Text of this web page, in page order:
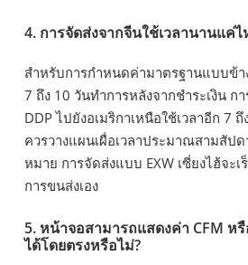
4. การจัดส่งจากจีนใช้เวลานานแค่ไ
สำหรับการกำหนดค่ามาตรฐานแบบข้า
7 ถึง 10 วันทำการหลังจากชำระเงิน ก
DDP ไปยังอเมริกาเหนือใช้เวลาอีก 7
ควรวางแผนเผื่อเวลาประมาณสามสัป
หมาย การจัดส่งแบบ EXW เซี่ยงไฮ้จะ
การขนส่งเอง
5. หน้าจอสามารถแสดงค่า CFM ห
ได้โดยตรงหรือไม่?